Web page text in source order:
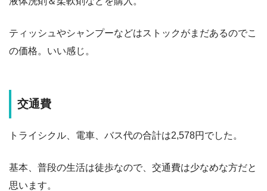
ティッシュやシャンプーなどはストックがまだあるのでこ
の価格。いい感じ。
交通費
トライシクル、電車、バス代の合計は2,578円でした。
基本、普段の生活は徒歩なので、交通費は少なめな方だと
思います。